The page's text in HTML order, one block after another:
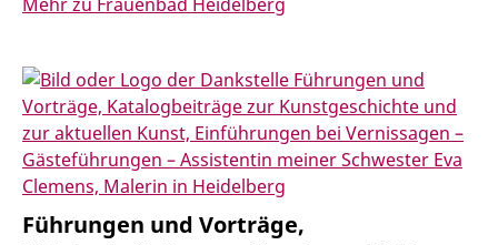
Führungen und Vorträge,